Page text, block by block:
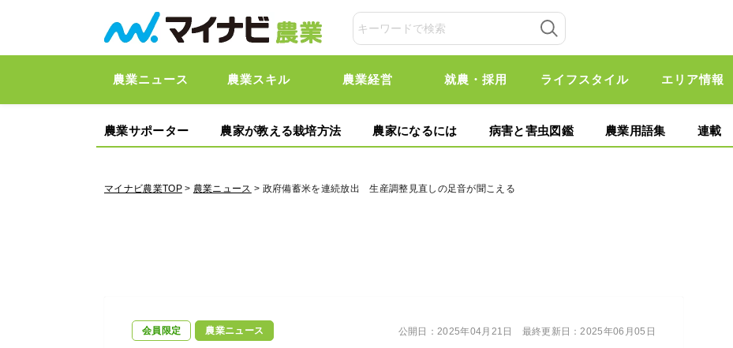
農業ニュース 農業スキル 農業経営 就農・採用 ライフスタイル エリア情報
農業サポーター 農家が教える栽培方法 農家になるには 病害と害虫図鑑 農業用語集 連載
マイナビ農業TOP> 農業ニュース > 政府備蓄米を連続放出 生産調整見直しの足音が聞こえる
会員限定 農業ニュース 公開日：2025年04月21日 最終更新日：2025年06月05日